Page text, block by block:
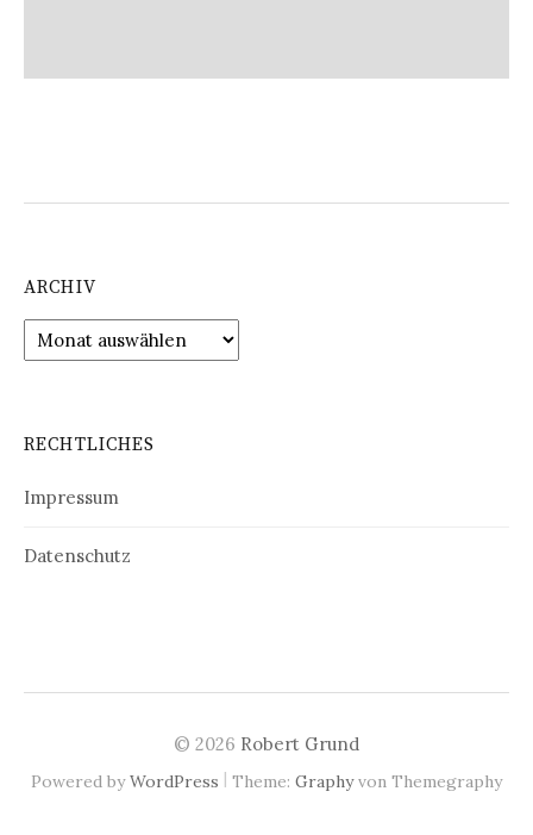
ARCHIV
Archiv
RECHTLICHES
Impressum
Datenschutz
© 2026 Robert Grund
Powered byWordPress | Theme: Graphyvon Themegraphy